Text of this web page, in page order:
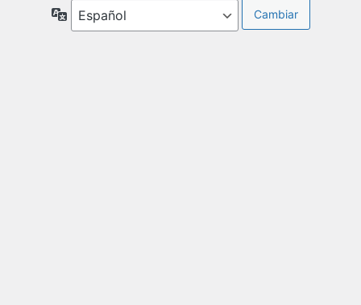
Idioma